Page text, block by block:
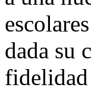
dada su
fidelidad